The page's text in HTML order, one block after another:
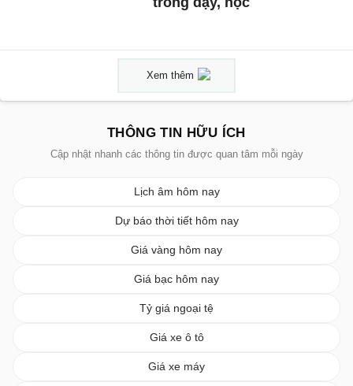
Xem thêm
THÔNG TIN HỮU ÍCH
Cập nhật nhanh các thông tin được quan tâm mỗi ngày
Lịch âm hôm nay
Dự báo thời tiết hôm nay
Giá vàng hôm nay
Giá bạc hôm nay
Tỷ giá ngoại tệ
Giá xe ô tô
Giá xe máy